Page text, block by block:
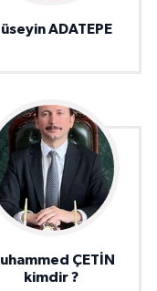
ADATEPE
ÇETİN
kimdir ?